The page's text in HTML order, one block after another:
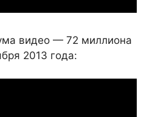
видео — 72 миллиона
2013 года: